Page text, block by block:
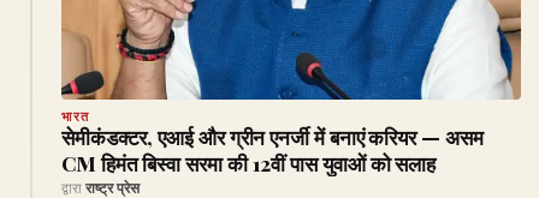
भारत
सेमीकंडक्टर, एआई और ग्रीन एनर्जी में बनाएं करियर — असम
CM हिमंत बिस्वा सरमा की 12वीं पास युवाओं को सलाह
द्वारा राष्ट्र प्रेस